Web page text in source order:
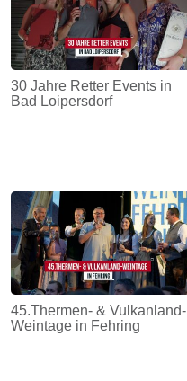
30 Jahre Retter Events in
Bad Loipersdorf
45.Thermen- & Vulkanland-
Weintage in Fehring